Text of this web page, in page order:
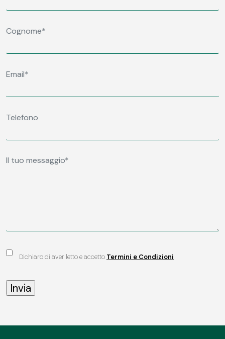
Dichiaro di aver letto e accetto Termini e Condizioni